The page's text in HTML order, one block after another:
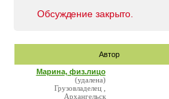
Обсуждение закрыто.
Автор
Марина, физ.лицо
(удалена)
Грузовладелец ,
Архангельск